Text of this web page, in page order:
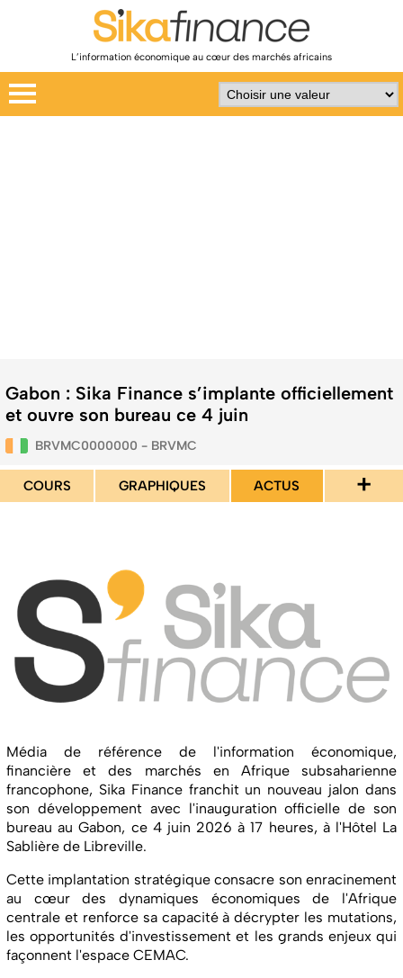
L’information économique au cœur des marchés africains
Gabon : Sika Finance s’implante officiellement
et ouvre son bureau ce 4 juin
BRVMC0000000 - BRVMC
COURS GRAPHIQUES ACTUS +
Média de référence de l'information économique,
financière et des marchés en Afrique subsaharienne
francophone, Sika Finance franchit un nouveau jalon dans
son développement avec l'inauguration officielle de son
bureau au Gabon, ce 4 juin 2026 à 17 heures, à l'Hôtel La
Sablière de Libreville.
Cette implantation stratégique consacre son enracinement
au cœur des dynamiques économiques de l'Afrique
centrale et renforce sa capacité à décrypter les mutations,
les opportunités d'investissement et les grands enjeux qui
façonnent l'espace CEMAC.